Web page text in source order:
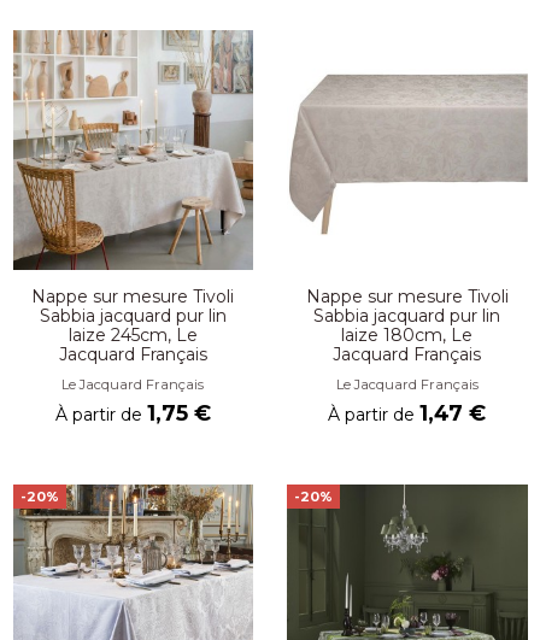
Nappe sur mesure Tivoli
Sabbia jacquard pur lin
laize 245cm, Le
Jacquard Français
Le Jacquard Français
À partir de 1,75 €
Nappe sur mesure Tivoli
Sabbia jacquard pur lin
laize 180cm, Le
Jacquard Français
Le Jacquard Français
À partir de1,47 €
-20% -20%